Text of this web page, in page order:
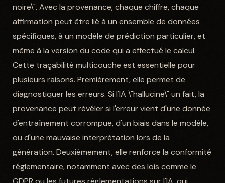
noire\". Avec la provenance, chaque chiffre, chaque
affirmation peut être lié à un ensemble de données
spécifiques, à un modèle de prédiction particulier, et
même à la version du code qui a effectué le calcul.
Cette traçabilité multicouche est essentielle pour
plusieurs raisons. Premièrement, elle permet de
diagnostiquer les erreurs. Si l'IA \"hallucine\" un fait, la
provenance peut révéler si l'erreur vient d'une donnée
d'entraînement corrompue, d'un biais dans le modèle,
ou d'une mauvaise interprétation lors de la
génération. Deuxièmement, elle renforce la conformité
réglementaire, notamment avec des lois comme le